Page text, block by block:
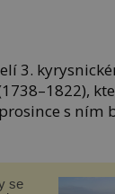
3.
s ním
se